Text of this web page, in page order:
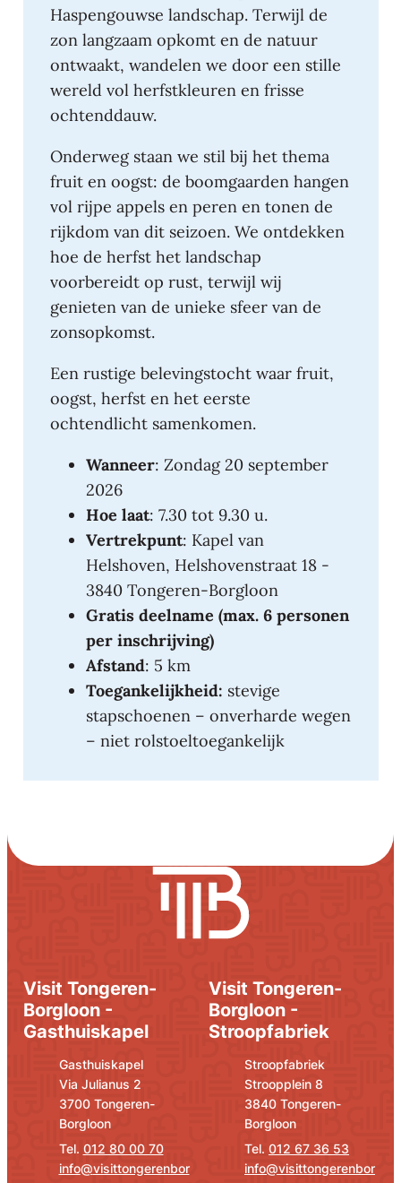
Haspengouwse landschap. Terwijl de
zon langzaam opkomt en de natuur
ontwaakt, wandelen we door een stille
wereld vol herfstkleuren en frisse
ochtenddauw.
Onderweg staan we stil bij het thema
fruit en oogst: de boomgaarden hangen
vol rijpe appels en peren en tonen de
rijkdom van dit seizoen. We ontdekken
hoe de herfst het landschap
voorbereidt op rust, terwijl wij
genieten van de unieke sfeer van de
zonsopkomst.
Een rustige belevingstocht waar fruit,
oogst, herfst en het eerste
ochtendlicht samenkomen.
Wanneer: Zondag 20 september
2026
Hoe laat: 7.30 tot 9.30 u.
Vertrekpunt: Kapel van
Helshoven, Helshovenstraat 18 -
3840 Tongeren-Borgloon
Gratis deelname (max. 6 personen
per inschrijving)
Afstand: 5 km
Toegankelijkheid: stevige
stapschoenen – onverharde wegen
– niet rolstoeltoegankelijk
Visit Tongeren-
Borgloon -
Gasthuiskapel
Gasthuiskapel
Via Julianus 2
,3700 Tongeren-
Borgloon
012 80 00 70
E-mail
info@visittongerenbor
Visit Tongeren-
Borgloon -
Stroopfabriek
Stroopfabriek
Stroopplein 8
,3840 Tongeren-
Borgloon
012 67 36 53
E-mail
info@visittongerenbor